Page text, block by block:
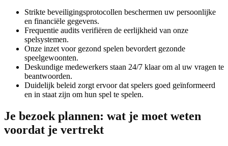
Strikte beveiligingsprotocollen beschermen uw persoonlijke
en financiële gegevens.
Frequentie audits verifiëren de eerlijkheid van onze
spelsystemen.
Onze inzet voor gezond spelen bevordert gezonde
speelgewoonten.
Deskundige medewerkers staan 24/7 klaar om al uw vragen te
beantwoorden.
Duidelijk beleid zorgt ervoor dat spelers goed geïnformeerd
en in staat zijn om hun spel te spelen.
Je bezoek plannen: wat je moet weten
voordat je vertrekt